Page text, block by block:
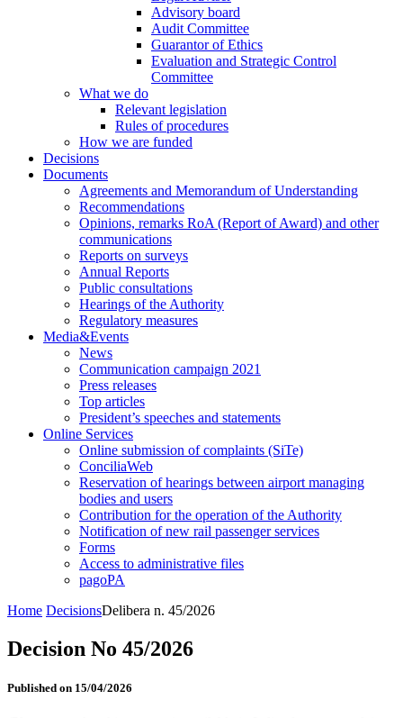
Advisory board
Audit Committee
Guarantor of Ethics
Evaluation and Strategic Control
Committee
What we do
Relevant legislation
Rules of procedures
How we are funded
Decisions
Documents
Agreements and Memorandum of Understanding
Recommendations
Opinions, remarks RoA (Report of Award) and other
communications
Reports on surveys
Annual Reports
Public consultations
Hearings of the Authority
Regulatory measures
Media&Events
News
Communication campaign 2021
Press releases
Top articles
President’s speeches and statements
Online Services
Online submission of complaints (SiTe)
ConciliaWeb
Reservation of hearings between airport managing
bodies and users
Contribution for the operation of the Authority
Notification of new rail passenger services
Forms
Access to administrative files
pagoPA
Home DecisionsDelibera n. 45/2026
Decision No 45/2026
Published on 15/04/2026